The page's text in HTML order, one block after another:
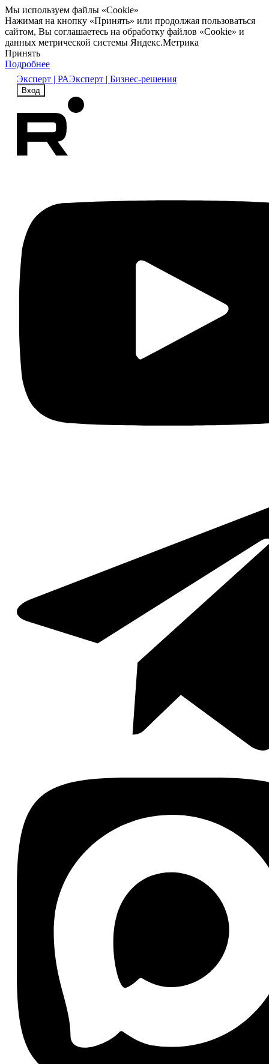
Мы используем файлы «Cookie»
Нажимая на кнопку «Принять» или продолжая пользоваться
сайтом, Вы соглашаетесь на обработку файлов «Cookie» и
данных метрической системы Яндекс.Метрика
Принять
Подробнее
Эксперт | РАЭксперт | Бизнес-решения
Вход